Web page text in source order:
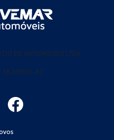
DE AUTOMOVEIS LTDA
0001-67